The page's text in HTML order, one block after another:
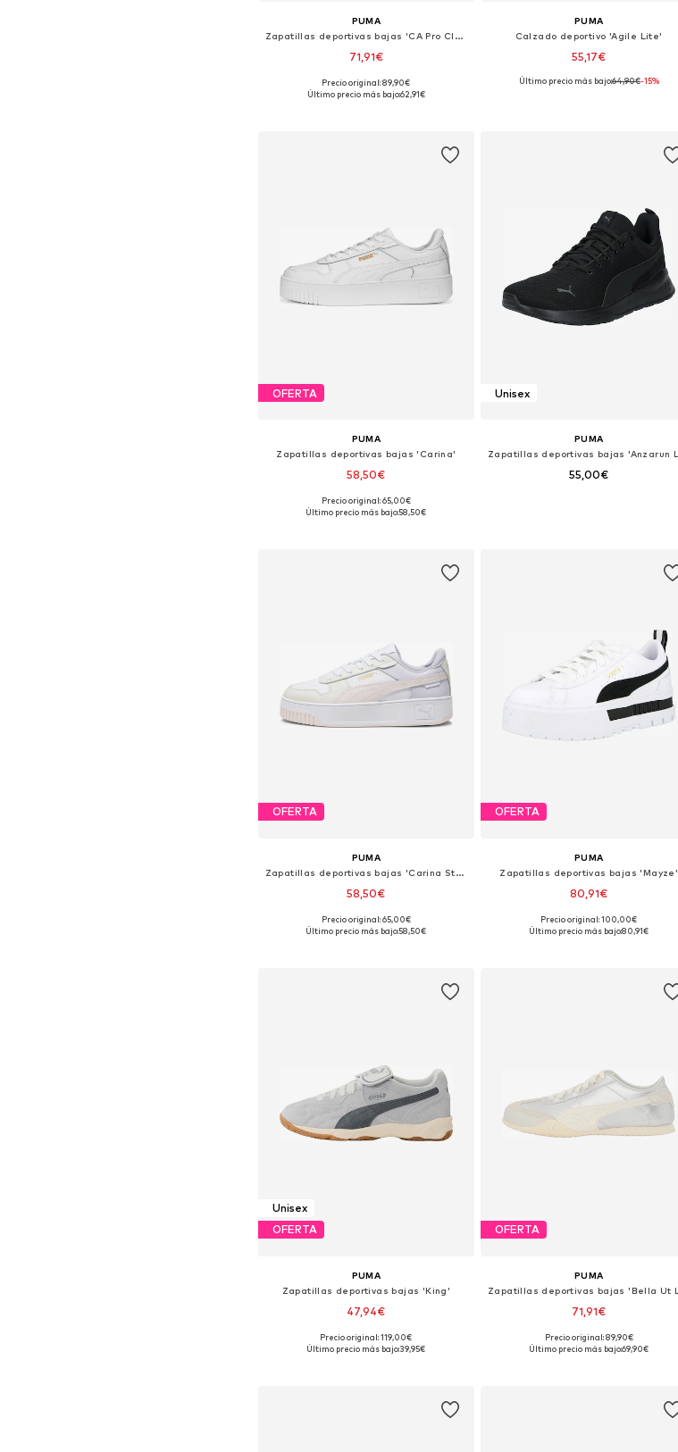
PUMA
Zapatillas deportivas bajas 'CA Pro Classic II'
71,91€
Disponible en muchas tallas
Precio original: 89,90€
Último precio más bajo:62,91€
PUMA
Calzado deportivo 'Agile Lite'
55,17€
Disponible en muchas tallas
Último precio más bajo:64,90€-15%
OFERTA
PUMA
Zapatillas deportivas bajas 'Carina'
58,50€
+ 1
Disponible en muchas tallas
Precio original: 65,00€
Último precio más bajo:58,50€
Unisex
PUMA
55,00€
OFERTA
PUMA
Zapatillas deportivas bajas 'Carina Street'
58,50€
+ 1
Disponible en muchas tallas
Precio original: 65,00€
Último precio más bajo:58,50€
OFERTA
PUMA
Zapatillas deportivas bajas 'Mayze'
80,91€
Disponible en muchas tallas
Precio original: 100,00€
Último precio más bajo:80,91€
Unisex
OFERTA
PUMA
Zapatillas deportivas bajas 'King'
47,94€
Disponible en muchas tallas
Precio original: 119,00€
Último precio más bajo:39,95€
OFERTA
PUMA
71,91€
Disponible en muchas tallas
Precio original: 89,90€
Último precio más bajo:69,90€